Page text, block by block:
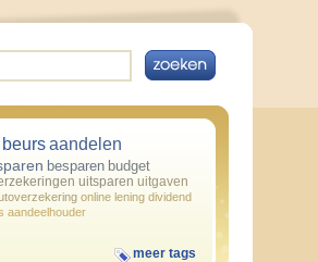
beurs aandelen
besparen budget
uitsparen uitgaven
online lening dividend
aandeelhouder
meer tags